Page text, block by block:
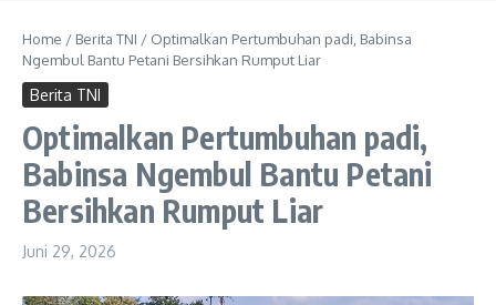
Home / Berita TNI / Optimalkan Pertumbuhan padi, Babinsa
Ngembul Bantu Petani Bersihkan Rumput Liar
Berita TNI
Optimalkan Pertumbuhan padi,
Babinsa Ngembul Bantu Petani
Bersihkan Rumput Liar
Juni 29, 2026